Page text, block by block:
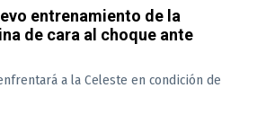
entrenamiento de la
de cara al choque ante
a la Celeste en condición de